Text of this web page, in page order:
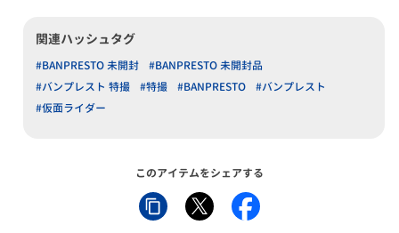
関連ハッシュタグ
#BANPRESTO 未開封
#BANPRESTO 未開封品
#バンプレスト 特撮
#特撮 #BANPRESTO
#バンプレスト
#仮面ライダー
このアイテムをシェアする